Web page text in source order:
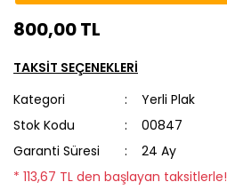
800,00 TL
TAKSİT SEÇENEKLERİ
Kategori
Yerli Plak
Stok Kodu
00847
Garanti Süresi
24 Ay
* 113,67 TL den başlayan taksitlerle!